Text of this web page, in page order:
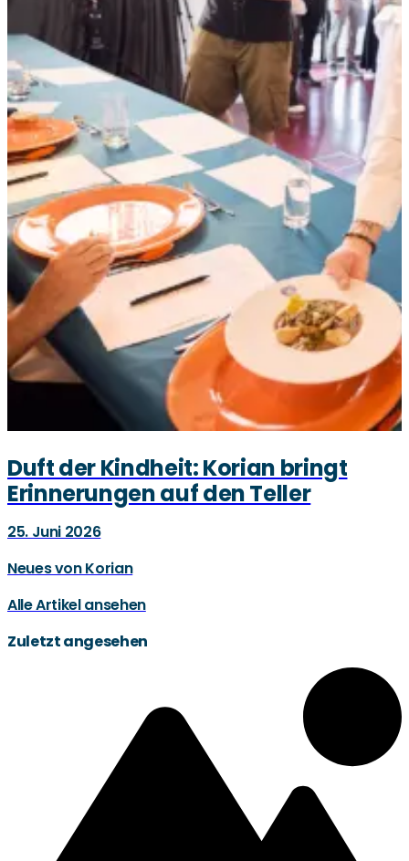
Duft der Kindheit: Korian bringt
Erinnerungen auf den Teller
25. Juni 2026
Neues von Korian
Alle Artikel ansehen
Zuletzt angesehen